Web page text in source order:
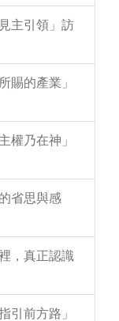
主引領」訪
賜的產業」
權乃在神」
省思與感
，真正認識
引前方路」